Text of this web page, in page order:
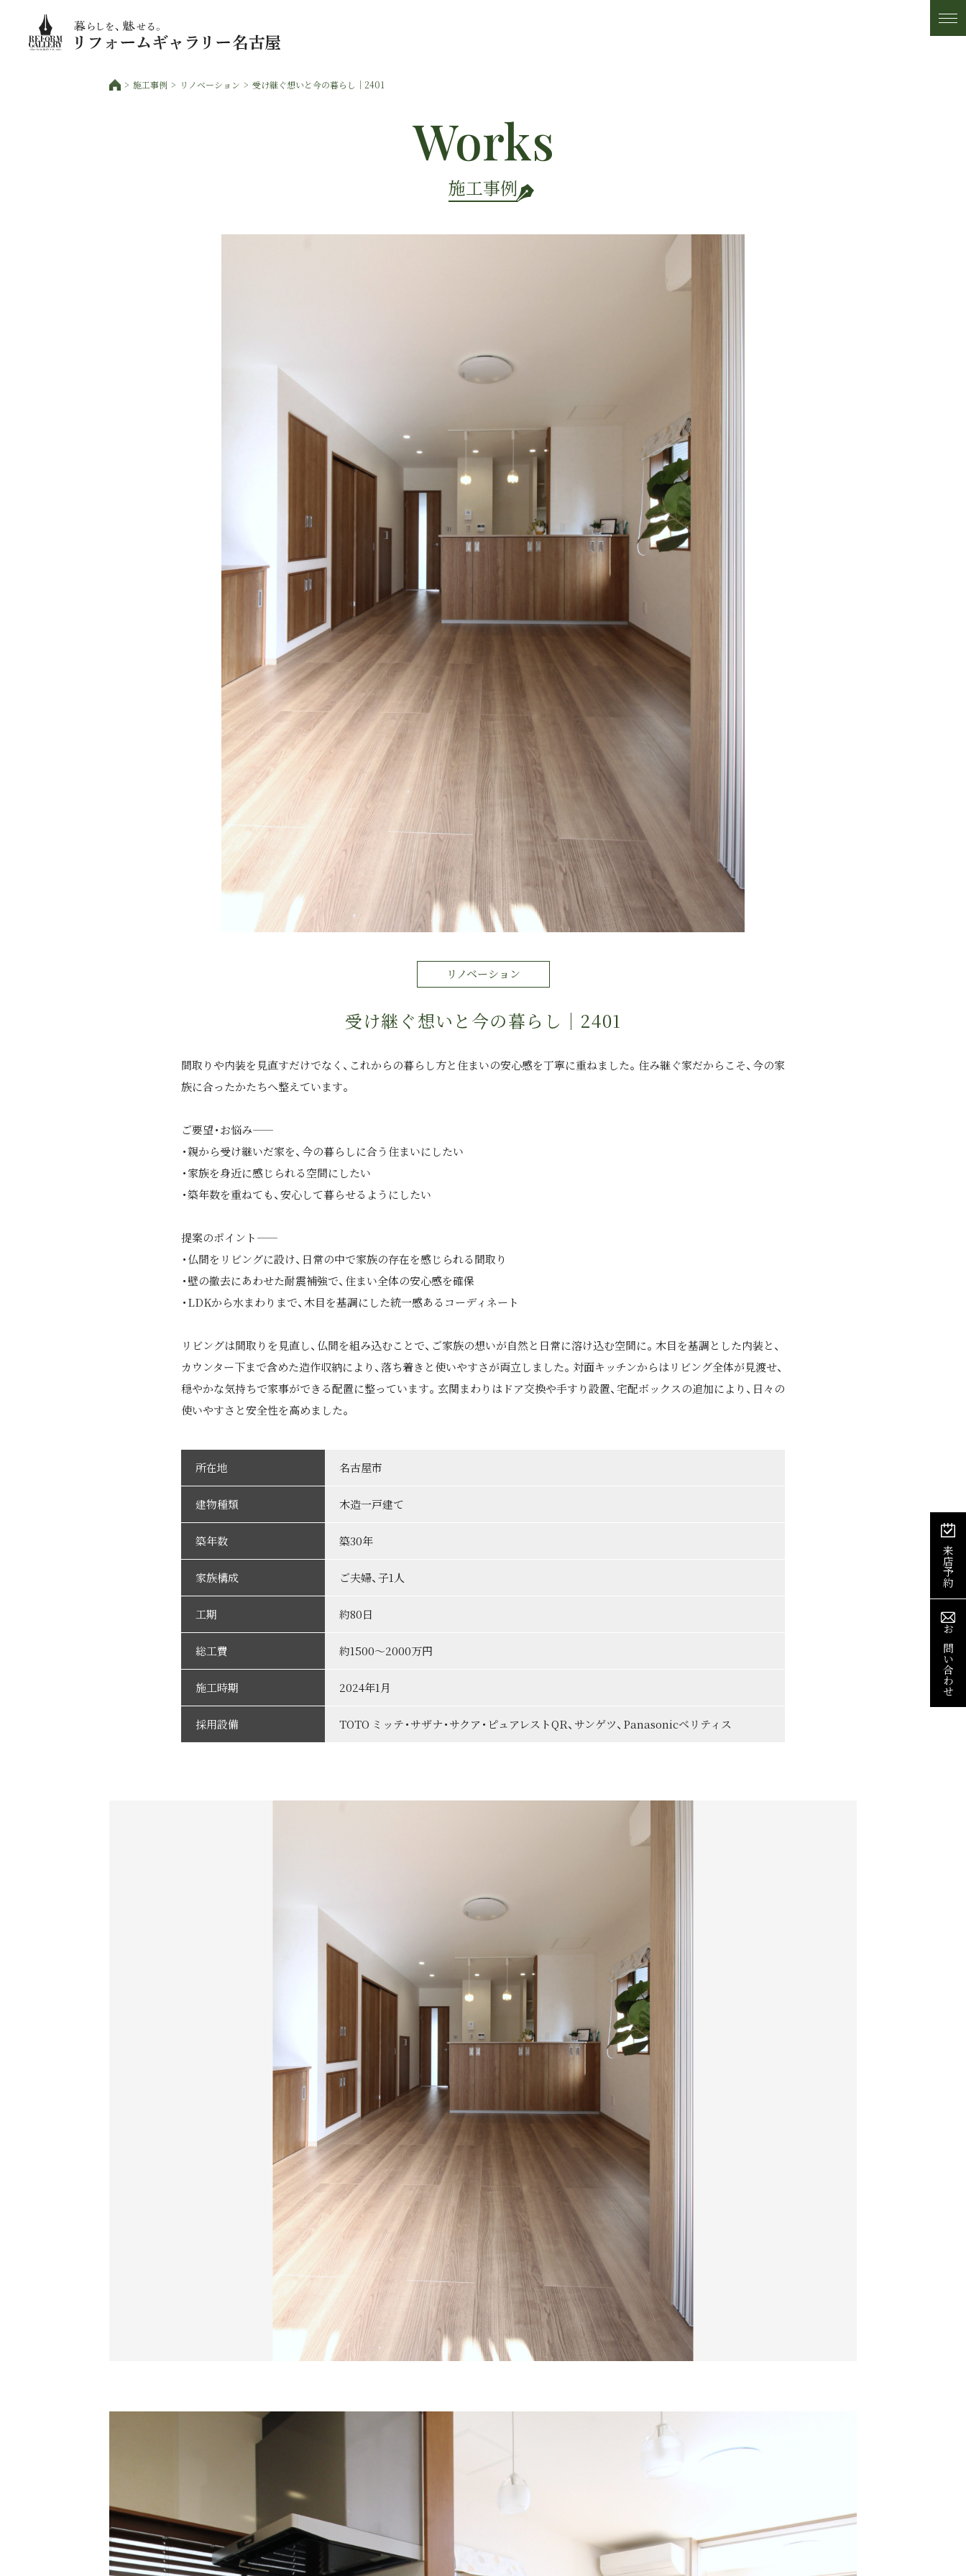
来店予約
お問い合わせ
施工事例 リノベーション 受け継ぐ想いと今の暮らし｜2401
施工事例
Works
リノベーション
受け継ぐ想いと今の暮らし｜2401
間取りや内装を見直すだけでなく、これからの暮らし方と住まいの安心感を丁寧に重ねました。住み継ぐ家だからこそ、今の家
族に合ったかたちへ整えています。
ご要望・お悩み――
・親から受け継いだ家を、今の暮らしに合う住まいにしたい
・家族を身近に感じられる空間にしたい
・築年数を重ねても、安心して暮らせるようにしたい
提案のポイント――
・仏間をリビングに設け、日常の中で家族の存在を感じられる間取り
・壁の撤去にあわせた耐震補強で、住まい全体の安心感を確保
・LDKから水まわりまで、木目を基調にした統一感あるコーディネート
リビングは間取りを見直し、仏間を組み込むことで、ご家族の想いが自然と日常に溶け込む空間に。木目を基調とした内装と、
カウンター下まで含めた造作収納により、落ち着きと使いやすさが両立しました。対面キッチンからはリビング全体が見渡せ、
穏やかな気持ちで家事ができる配置に整っています。玄関まわりはドア交換や手すり設置、宅配ボックスの追加により、日々の
使いやすさと安全性を高めました。
所在地 名古屋市
建物種類 木造一戸建て
築年数 築30年
家族構成 ご夫婦、子1人
工期 約80日
総工費 約1500～2000万円
施工時期 2024年1月
採用設備 TOTO ミッテ・サザナ・サクア・ピュアレストQR、サンゲツ、Panasonicベリティス